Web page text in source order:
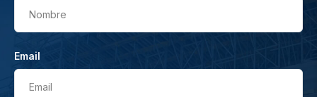
Nombre
Email
Email